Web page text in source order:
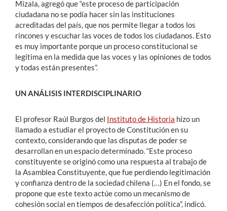
Mizala, agregó que “este proceso de participación
ciudadana no se podía hacer sin las instituciones
acreditadas del país, que nos permite llegar a todos los
rincones y escuchar las voces de todos los ciudadanos. Esto
es muy importante porque un proceso constitucional se
legitima en la medida que las voces y las opiniones de todos
y todas están presentes”.
UN ANÁLISIS INTERDISCIPLINARIO
El profesor Raúl Burgos del Instituto de Historia hizo un
llamado a estudiar el proyecto de Constitución en su
contexto, considerando que las disputas de poder se
desarrollan en un espacio determinado. “Este proceso
constituyente se originó como una respuesta al trabajo de
la Asamblea Constituyente, que fue perdiendo legitimación
y confianza dentro de la sociedad chilena (…) En el fondo, se
propone que este texto actúe como un mecanismo de
cohesión social en tiempos de desafección política”, indicó.